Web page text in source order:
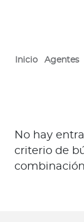
Inicio Agentes
No hay
criterio de